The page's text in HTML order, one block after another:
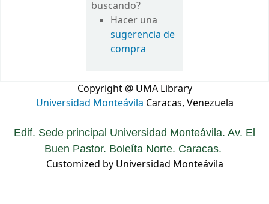
buscando?
Hacer una
sugerencia de
compra
Copyright @ UMA Library
Universidad Monteávila Caracas, Venezuela
Edif. Sede principal Universidad Monteávila. Av. El
Buen Pastor. Boleíta Norte. Caracas.
Customized by Universidad Monteávila